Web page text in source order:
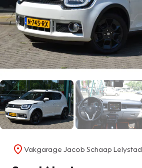
Vakgarage Jacob Schaap Lelystad